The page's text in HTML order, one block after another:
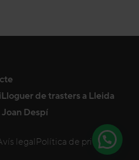
Lloguer de trasters a Lleida
Despí
legal Política de privadesa